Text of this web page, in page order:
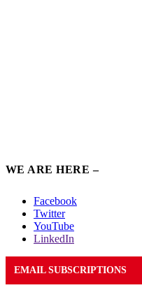
WE ARE HERE –
Facebook
Twitter
YouTube
LinkedIn
EMAIL SUBSCRIPTIONS